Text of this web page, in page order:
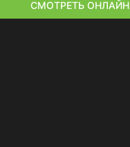
СМОТРЕТЬ ОНЛАЙН